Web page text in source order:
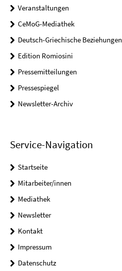
Veranstaltungen
CeMoG-Mediathek
Deutsch-Griechische Beziehungen
Edition Romiosini
Pressemitteilungen
Pressespiegel
Newsletter-Archiv
Service-Navigation
Startseite
Mitarbeiter/innen
Mediathek
Newsletter
Kontakt
Impressum
Datenschutz